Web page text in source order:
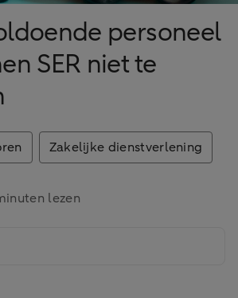
personeel
SER niet te
Zakelijke dienstverlening
lezen